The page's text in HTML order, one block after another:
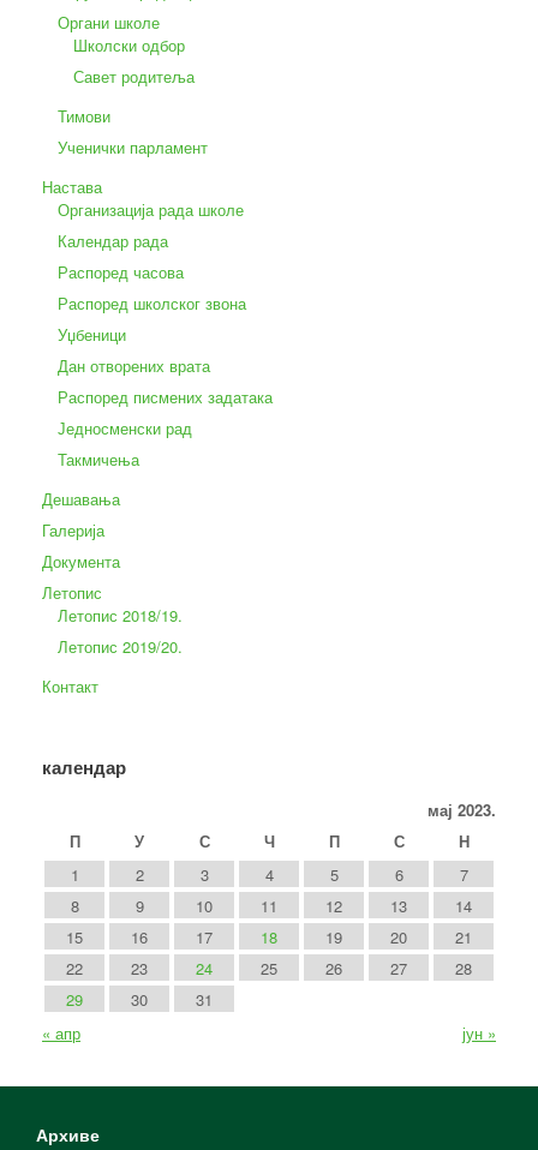
Органи школе
Школски одбор
Савет родитеља
Тимови
Ученички парламент
Настава
Организација рада школе
Календар рада
Распоред часова
Распоред школског звона
Уџбеници
Дан отворених врата
Распоред писмених задатака
Једносменски рад
Такмичења
Дешавања
Галерија
Документа
Летопис
Летопис 2018/19.
Летопис 2019/20.
Контакт
календар
мај 2023.
П
У С Ч П С
Н
1
2 3 4 5 6
7
8
9 10 11 12 13
14
15
16 17 18 19 20
21
22
23 24 25 26 27
28
29
30
31
« апр
јун »
Архиве